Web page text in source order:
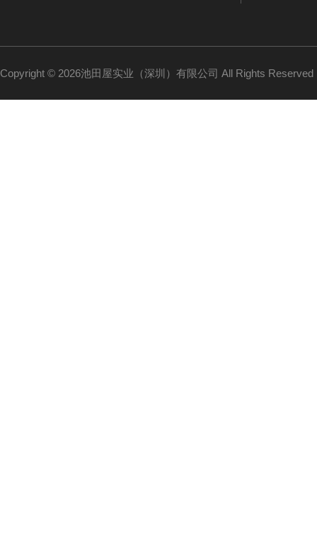
Copyright © 2026池田屋实业（深圳）有限公司 All Rights